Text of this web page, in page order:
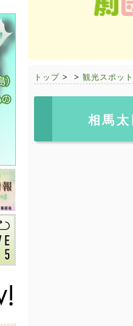
トップ > > 観光スポット
相馬